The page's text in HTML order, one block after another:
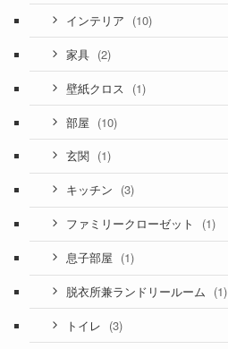
インテリア (10)
家具 (2)
壁紙クロス (1)
部屋 (10)
玄関 (1)
キッチン (3)
ファミリークローゼット (1)
息子部屋 (1)
脱衣所兼ランドリールーム (1)
トイレ (3)